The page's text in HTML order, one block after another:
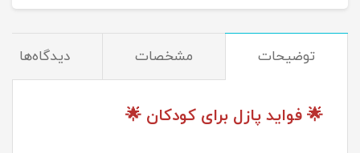
توضیحات مشخصات دیدگاه‌ها
🌟 فواید پازل برای کودکان 🌟